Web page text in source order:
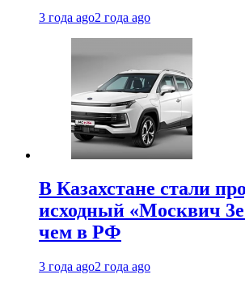
3 года ago2 года ago
В Казахстане стали
исходный «Москвич
чем в РФ
3 года ago2 года ago